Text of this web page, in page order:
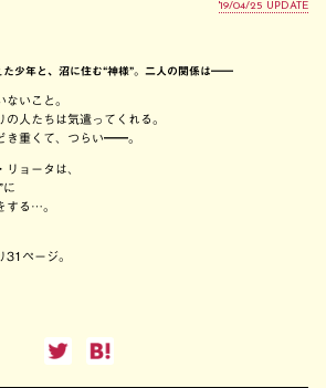
'19/04/25 UPDATE
た少年と、沼に住む“神様”。二人の関係は━━
いこと。
人たちは気遣ってくれる。
き重くて、つらい━━。
ョータは、
に
する…。
31ページ。